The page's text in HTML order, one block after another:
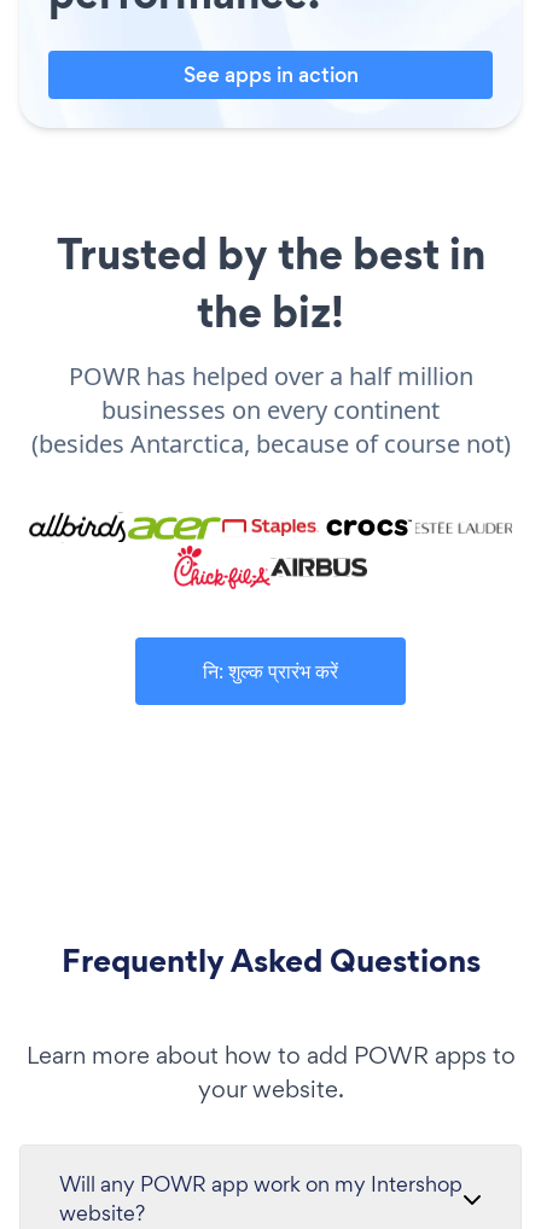
See apps in action
Trusted by the best in
the biz!
POWR has helped over a half million
businesses on every continent
(besides Antarctica, because of course not)
नि: शुल्क प्रारंभ करें
Frequently Asked Questions
Learn more about how to add POWR apps to
your website.
Will any POWR app work on my Intershop
website?